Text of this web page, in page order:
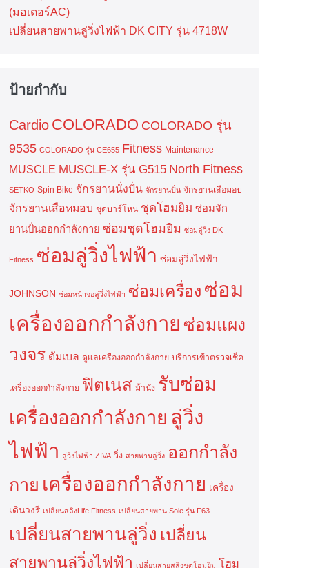
(มอเตอร์AC)
เปลี่ยนสายพานลู่วิ่งไฟฟ้า DK CITY รุ่น 4718W
ป้ายกำกับ
Cardio COLORADO COLORADO รุ่น
9535 COLORADO รุ่น CE655 Fitness Maintenance
MUSCLE MUSCLE-X รุ่น G515 North Fitness
SETKO Spin Bike จักรยานนั่งปั่น จักรยานปั่น จักรยานเสือมอบ
จักรยานเสือหมอบ ชุดบาร์โหน ชุดโฮมยิม ซ่อมจัก
ยานปั่นออกกำลังกาย ซ่อมชุดโฮมยิม ซ่อมลู่วิ่ง DK
Fitness ซ่อมลู่วิ่งไฟฟ้า ซ่อมลู่วิ่งไฟฟ้า
JOHNSON ซ่อมหน้าจอลู่วิ่งไฟฟ้า ซ่อมเครื่อง ซ่อม
เครื่องออกกำลังกาย ซ่อมแผง
วงจร ดัมเบล ดูแลเครื่องออกกำลังกาย บริการเข้าตรวจเช็ค
เครื่องออกกำลังกาย ฟิตเนส ม้านั่ง รับซ่อม
เครื่องออกกำลังกาย ลู่วิ่ง
ไฟฟ้า ลู่วิ่งไฟฟ้า ZIVA วิ่ง สายพานลู่วิ่ง ออกกำลัง
กาย เครื่องออกกำลังกาย เครื่อง
เดินวงรี เปลี่ยนสลิงLife Fitness เปลี่ยนสายพาน Sole รุ่น F63
เปลี่ยนสายพานลู่วิ่ง เปลี่ยน
สายพานลู่วิ่งไฟฟ้า เปลี่ยนสายสลิงชุดโฮมยิม โฮม